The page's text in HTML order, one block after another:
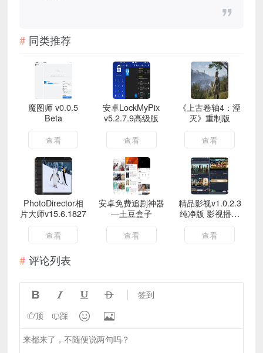
同类推荐
魔图师 v0.0.5
Beta
查看
安卓LockMyPix
v5.2.7.9高级版
查看
《上古卷轴4：湮
灭》重制版
查看
PhotoDirector相
片大师v15.6.1827
查看
安卓免费追剧神器
—土豆盒子
查看
精品影视v1.0.2.3
纯净版 影视播放
器
查看
评论列表
    签到
顶 踩  